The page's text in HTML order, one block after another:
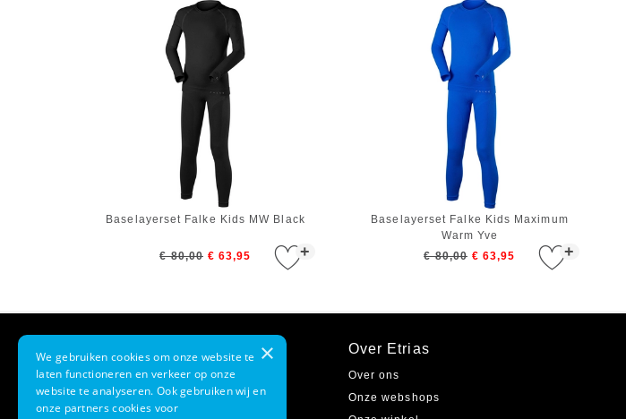
+
Baselayerset Falke Kids MW Black
€ 80,00 € 63,95 +
Baselayerset Falke Kids Maximum
Warm Yve
€ 80,00 € 63,95
Klantenservice
Contact
Verzending & bezorgen
Over Etrias
Over ons
Onze webshops
×
We gebruiken cookies om onze website te
laten functioneren en verkeer op onze
website te analyseren. Ook gebruiken wij en
onze partners cookies voor